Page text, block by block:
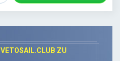
ZU